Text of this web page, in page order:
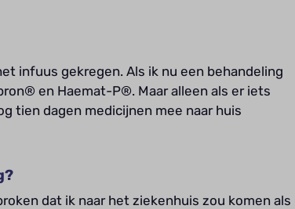
infuus gekregen. Als ik nu een behandeling
en Haemat-P®. Maar alleen als er iets
tien dagen medicijnen mee naar huis
dat ik naar het ziekenhuis zou komen als